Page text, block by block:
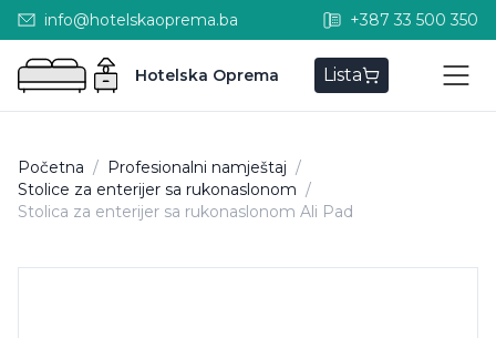
info@hotelskaoprema.ba +387 33 500 350
Hotelska Oprema Lista
Početna / Profesionalni namještaj /
Stolice za enterijer sa rukonaslonom /
Stolica za enterijer sa rukonaslonom Ali Pad